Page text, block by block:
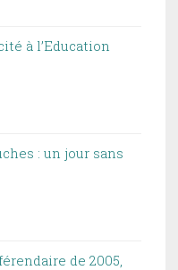
à l’Education
: un jour sans
de 2005,